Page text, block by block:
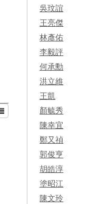
吳玟誼
王亮傑
林彥佑
李毅評
何承勳
洪立維
王凱
顏毓秀
陳幸宜
鄭又禎
郭俊亨
胡皓淳
塗昭江
陳文玲